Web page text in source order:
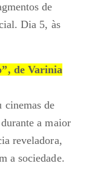
de
Dia 5, às
de Varinia
cinemas de
a maior
reveladora,
a sociedade.